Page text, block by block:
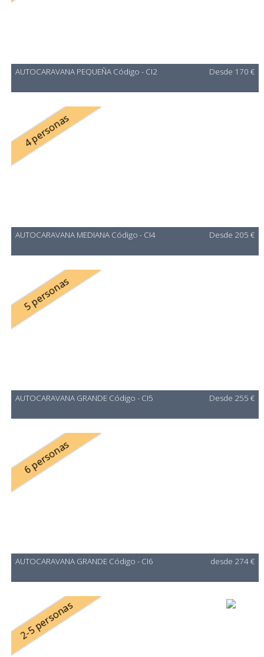
AUTOCARAVANA PEQUEÑA Código - CI2 Desde 170 €
4 personas
AUTOCARAVANA MEDIANA Código - CI4 Desde 205 €
5 personas
AUTOCARAVANA GRANDE Código - CI5 Desde 255 €
6 personas
AUTOCARAVANA GRANDE Código - CI6 desde 274 €
2-5 personas